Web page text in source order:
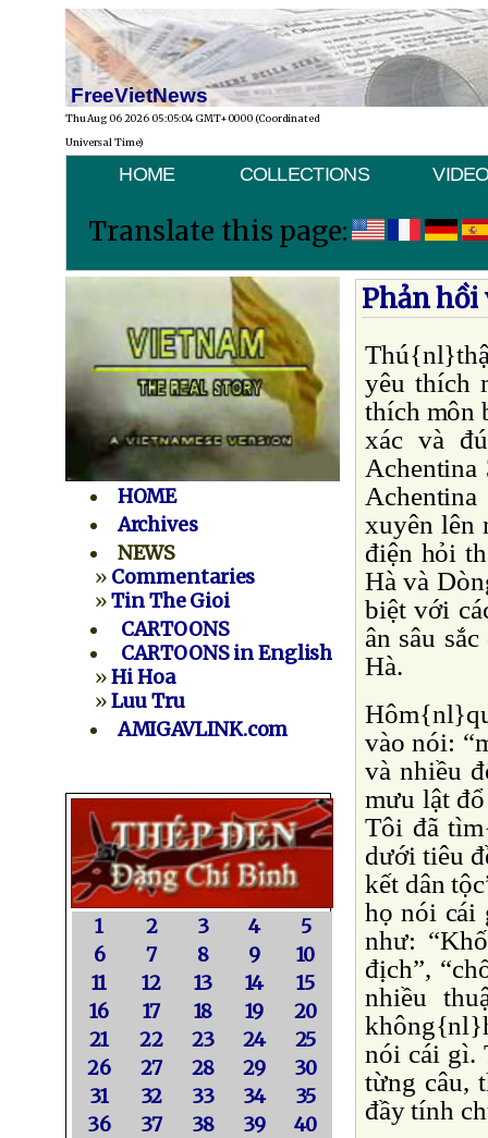
FreeVietNews
Thu Aug 06 2026 05:05:04 GMT+0000 (Coordinated
Universal Time)
HOME COLLECTIONS
Translate this page:
HOME
Archives
NEWS
» Commentaries
»Tin The Gioi
CARTOONS
CARTOONS in English
»Hi Hoa
»Luu Tru
AMIGAVLINK.com
1 2 3 4
5
6
7 8 9
10
11
12 13 14
15
16
17 18 19
20
21
22 23 24
25
26
27 28 29
30
31
32 33 34
35
36
37 38 39
40
Phản hồi
yêu thích
thích môn
xác và
xuyên lên
điện hỏi
Hà và
biệt với
ân sâu
Hà.
vào nói:
và nhiều
mưu lật
Tôi đã
dưới tiêu
kết dân
họ nói cái
như:
địch”,
nhiều
nói cái gì.
từng câu,
đầy tính